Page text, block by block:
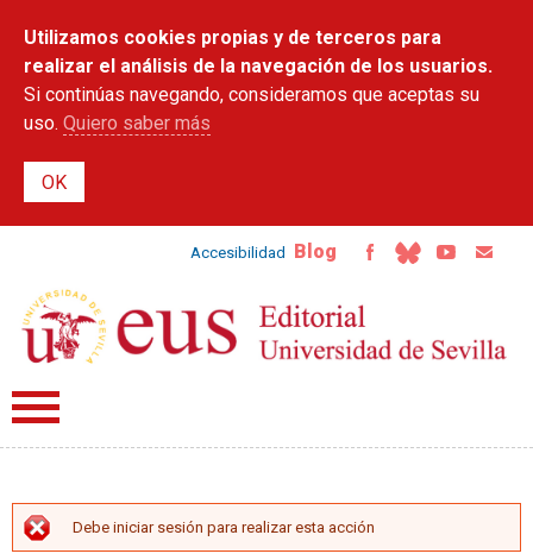
contenido
principal
Utilizamos cookies propias y de terceros para
realizar el análisis de la navegación de los usuarios.
Si continúas navegando, consideramos que aceptas su
uso. Quiero saber más
Accesibilidad Blog
MENSAJE DE ERROR
Debe iniciar sesión para realizar esta acción